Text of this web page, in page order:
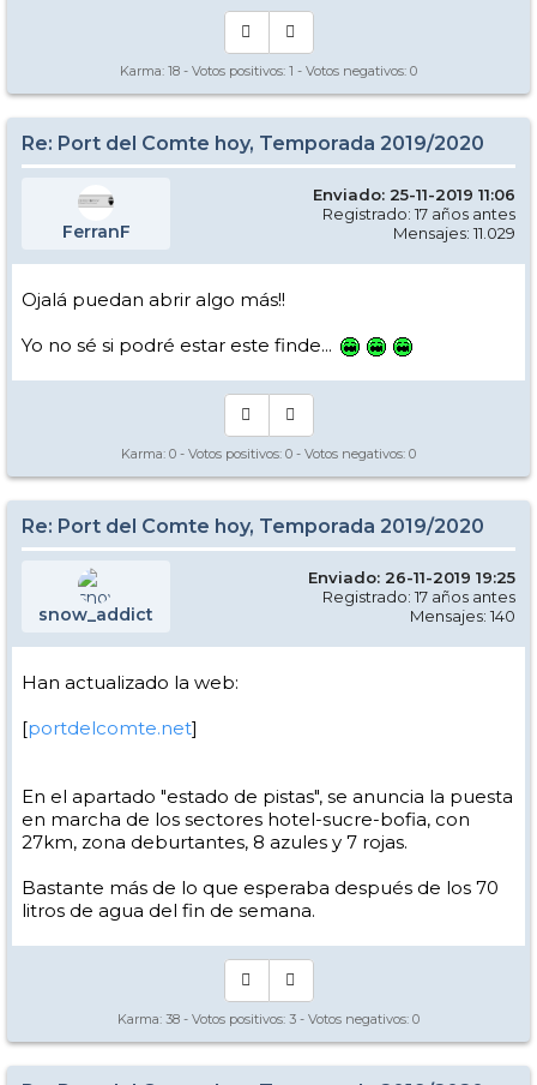
Karma: 18 - Votos positivos: 1 - Votos negativos: 0
Re: Port del Comte hoy, Temporada 2019/2020
FerranF
Enviado: 25-11-2019 11:06
Registrado: 17 años antes
Mensajes: 11.029
Ojalá puedan abrir algo más!!
Yo no sé si podré estar este finde...
Karma: 0 - Votos positivos: 0 - Votos negativos: 0
Re: Port del Comte hoy, Temporada 2019/2020
snow_addict
Enviado: 26-11-2019 19:25
Registrado: 17 años antes
Mensajes: 140
Han actualizado la web:
[portdelcomte.net]
En el apartado "estado de pistas", se anuncia la puesta
en marcha de los sectores hotel-sucre-bofia, con
27km, zona deburtantes, 8 azules y 7 rojas.
Bastante más de lo que esperaba después de los 70
litros de agua del fin de semana.
Karma: 38 - Votos positivos: 3 - Votos negativos: 0